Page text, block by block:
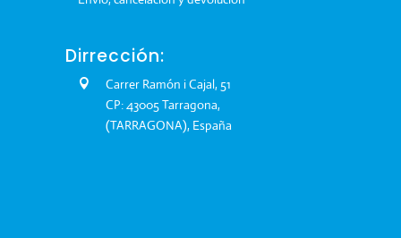
Dirrección:
Carrer Ramón i Cajal, 51
CP: 43005 Tarragona,
(TARRAGONA), España